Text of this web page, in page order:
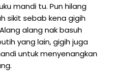
mandi tu. Pun hilang
sikit sebab kena gigih
alang nak basuh
yang lain, gigih juga
untuk menyenangkan